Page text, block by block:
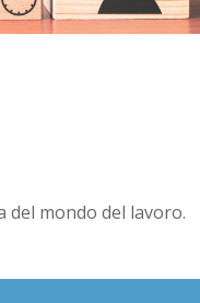
del mondo del lavoro.